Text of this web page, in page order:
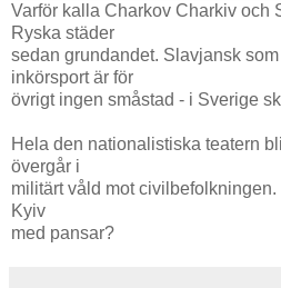
Varför kalla Charkov Charkiv och
Ryska städer
sedan grundandet. Slavjansk
inkörsport är för
övrigt ingen småstad - i Sverige
Hela den nationalistiska teatern
övergår i
militärt våld mot
Kyiv
med pansar?